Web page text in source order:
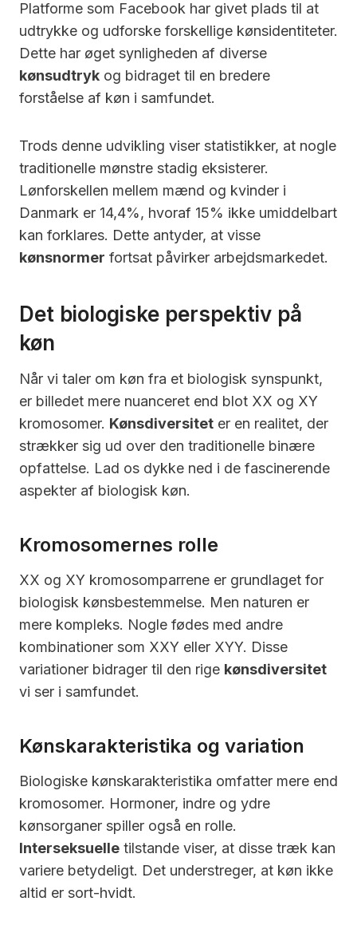
Platforme som Facebook har givet plads til at
udtrykke og udforske forskellige kønsidentiteter.
Dette har øget synligheden af diverse
kønsudtryk og bidraget til en bredere
forståelse af køn i samfundet.
Trods denne udvikling viser statistikker, at nogle
traditionelle mønstre stadig eksisterer.
Lønforskellen mellem mænd og kvinder i
Danmark er 14,4%, hvoraf 15% ikke umiddelbart
kan forklares. Dette antyder, at visse
kønsnormer fortsat påvirker arbejdsmarkedet.
Det biologiske perspektiv på
køn
Når vi taler om køn fra et biologisk synspunkt,
er billedet mere nuanceret end blot XX og XY
kromosomer. Kønsdiversitet er en realitet, der
strækker sig ud over den traditionelle binære
opfattelse. Lad os dykke ned i de fascinerende
aspekter af biologisk køn.
Kromosomernes rolle
XX og XY kromosomparrene er grundlaget for
biologisk kønsbestemmelse. Men naturen er
mere kompleks. Nogle fødes med andre
kombinationer som XXY eller XYY. Disse
variationer bidrager til den rige kønsdiversitet
vi ser i samfundet.
Kønskarakteristika og variation
Biologiske kønskarakteristika omfatter mere end
kromosomer. Hormoner, indre og ydre
kønsorganer spiller også en rolle.
Interseksuelle tilstande viser, at disse træk kan
variere betydeligt. Det understreger, at køn ikke
altid er sort-hvidt.